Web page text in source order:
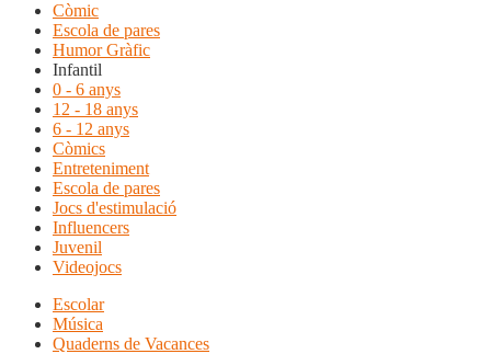
Còmic
Escola de pares
Humor Gràfic
Infantil
0 - 6 anys
12 - 18 anys
6 - 12 anys
Còmics
Entreteniment
Escola de pares
Jocs d'estimulació
Influencers
Juvenil
Videojocs
Escolar
Música
Quaderns de Vacances